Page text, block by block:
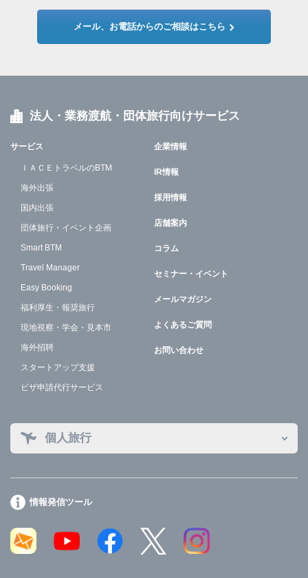
メール、お電話からのご相談はこちら
法人・業務渡航・団体旅行向けサービス
サービス
ＩＡＣＥトラベルのBTM
海外出張
国内出張
団体旅行・イベント企画
Smart BTM
Travel Manager
Easy Booking
福利厚生・報奨旅行
現地視察・学会・見本市
海外招聘
スタートアップ支援
ビザ申請代行サービス
企業情報
IR情報
採用情報
店舗案内
コラム
セミナー・イベント
メールマガジン
よくあるご質問
お問い合わせ
個人旅行
情報発信ツール